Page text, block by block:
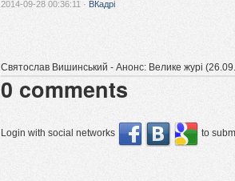
2014-09-28 00:36:11 · ВКадрі
Святослав Вишинський - Анонс: Велике журі
0 comments
Login with social networks to